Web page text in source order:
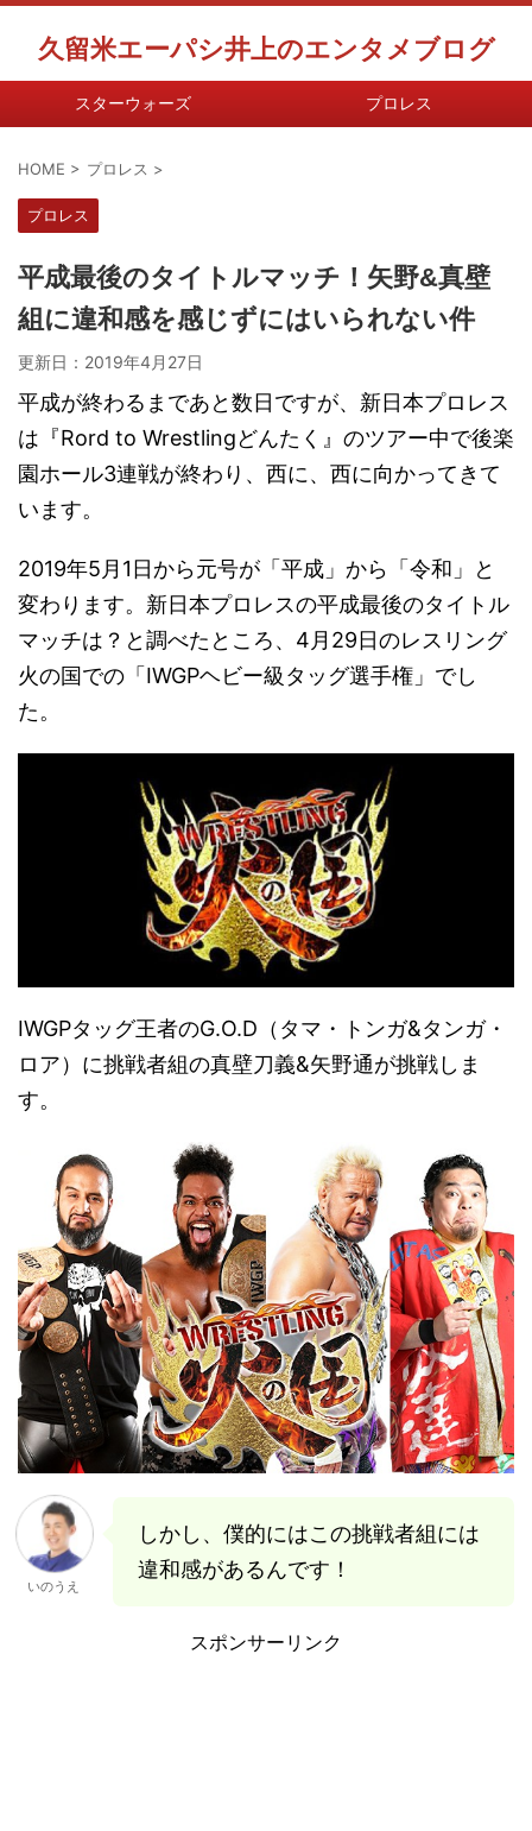
久留米エーパシ井上のエンタメブログ
スターウォーズ プロレス
HOME > プロレス >
プロレス
平成最後のタイトルマッチ！矢野&真壁
組に違和感を感じずにはいられない件
更新日： 2019年4月27日
平成が終わるまであと数日ですが、新日本プロレス
は『Rord to Wrestlingどんたく』のツアー中で後楽
園ホール3連戦が終わり、西に、西に向かってきて
います。
2019年5月1日から元号が「平成」から「令和」と
変わります。新日本プロレスの平成最後のタイトル
マッチは？と調べたところ、4月29日のレスリング
火の国での「IWGPヘビー級タッグ選手権」でし
た。
IWGPタッグ王者のG.O.D（タマ・トンガ&タンガ・
ロア）に挑戦者組の真壁刀義&矢野通が挑戦しま
す。
いのうえ
しかし、僕的にはこの挑戦者組には
違和感があるんです！
スポンサーリンク